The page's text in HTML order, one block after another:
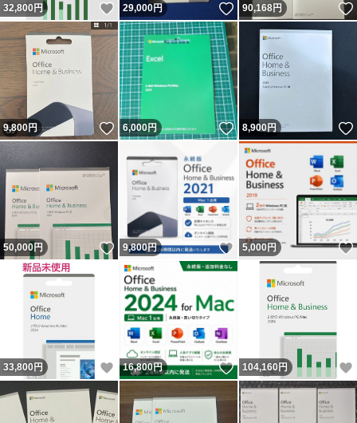
32,800 円 いいね！
29,000円 いいね！
90,168円
9,800円 いいね！
6,000円 いいね！
8,900円
50,000円 いいね！
9,800円 いいね！
5,000円
33,800 円 いいね！
16,800円 いいね！
104,160 円